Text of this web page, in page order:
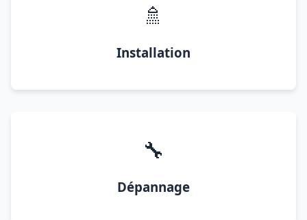
🚿
Installation
🔧
Dépannage